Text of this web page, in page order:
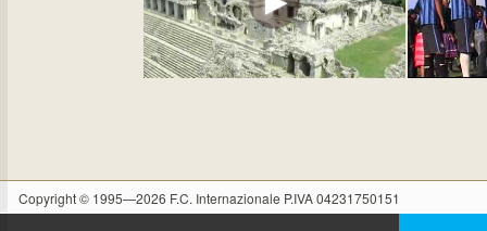
Copyright © 1995—2026 F.C. Internazionale P.IVA 04231750151